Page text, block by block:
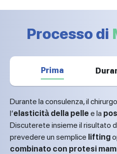
Processo di
Prima
Durante la consulenza, il
l’elasticità della pelle e la
Discuterete insieme il risultato
prevedere un semplice lifting
combinato con protesi